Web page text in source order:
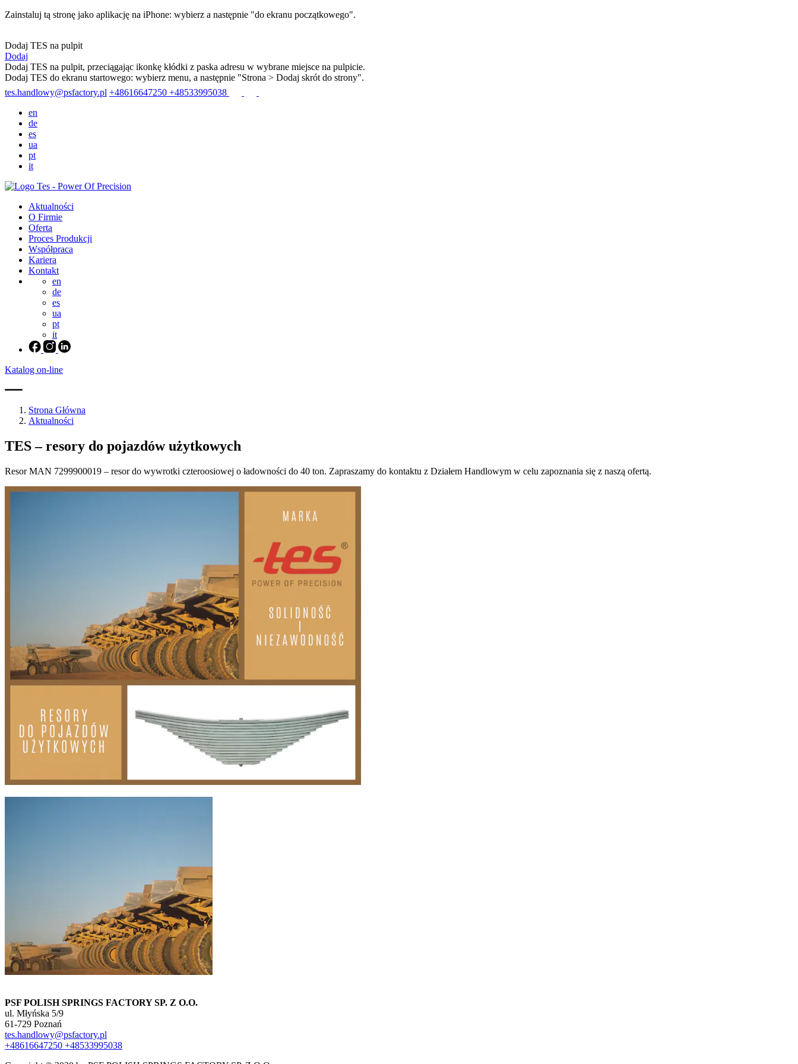
Zainstaluj tą stronę jako aplikację na iPhone: wybierz a następnie "do ekranu początkowego".
Dodaj TES na pulpit
Dodaj
Dodaj TES na pulpit, przeciągając ikonkę kłódki z paska adresu w wybrane miejsce na pulpicie.
Dodaj TES do ekranu startowego: wybierz menu, a następnie "Strona > Dodaj skrót do strony".
tes.handlowy@psfactory.pl +48616647250 +48533995038
en
de
es
ua
pt
it
Aktualności
O Firmie
Oferta
Proces Produkcji
Współpraca
Kariera
Kontakt
en
de
es
ua
pt
it
Katalog on-line
Strona Główna
Aktualności
TES – resory do pojazdów użytkowych
Resor MAN 7299900019 – resor do wywrotki czteroosiowej o ładowności do 40 ton. Zapraszamy do kontaktu z Działem Handlowym w celu zapoznania się z naszą ofertą.
PSF POLISH SPRINGS FACTORY SP. Z O.O.
ul. Młyńska 5/9
61-729 Poznań
tes.handlowy@psfactory.pl
+48616647250 +48533995038